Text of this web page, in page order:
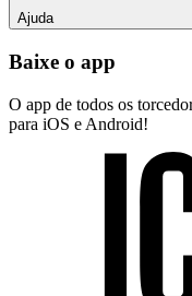
Ajuda
Baixe o app
O app de todos os
para iOS e Android!